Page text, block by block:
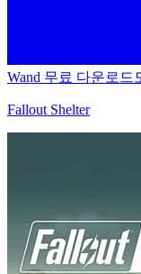
Wand 무료 다운로드
Fallout Shelter